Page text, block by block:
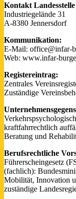
Kontakt
Industriegelände 31
A-8380 Jennersdorf
Kommunikation:
E-Mail: office@infar-
Web: www.infar-
Registereintrag:
Zentrales
Zuständige
kraftfahrrechtlich
Beratung und
Berufsrechtliche
Führerscheingesetz
(fachlich):
Mobilität, Innovation
zuständige